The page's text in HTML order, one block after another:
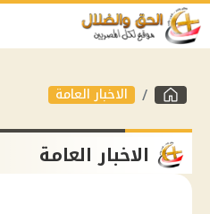
الاخبار العامة
الاخبار العامة